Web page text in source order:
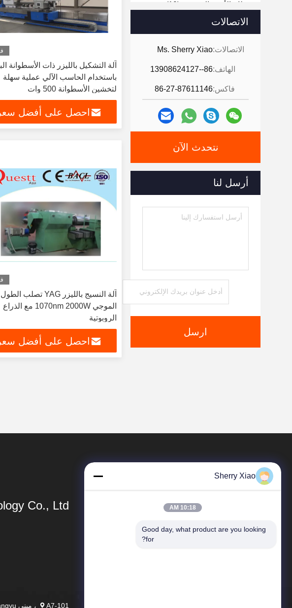
نظام الأتمتة الروبوتية (19)
آلة ثني رسالة القناة
آلة القطع بالليزر (8)
الاتصالات
الاتصالات:Ms. Sherry Xiao
الهاتف:86--13908624127
فاكس:86-27-87611146
نتحدث الآن
أرسل لنا
ارسل
آلة التشكيل بالليزر ذات الأسطوانة
باستخدام الحاسب الآلي عملية سهلة
لتخشين الأسطوانة 500 وات
احصل على أفضل سعر
آلة النسيج بالليزر YAG تصلب الطول
الموجي 1070nm 2000W مع الذراع
الروبوتية
احصل على أفضل سعر
Co., Ltd.
المنتجات
Sherry Xiao
10:18 AM
Good day, what product are you looking
for?